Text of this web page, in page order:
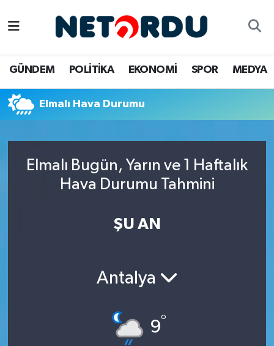
GÜNDEM POLİTİKA EKONOMİ SPOR MEDYA
Elmalı Hava Durumu
Elmalı Bugün, Yarın ve 1 Haftalık
Hava Durumu Tahmini
ŞU AN
Antalya
9°
DÜNYA
EĞİTİM
EKONOMİ
Namaz Vakitleri
Trafik Durumu
Süper Lig Puan Durumu ve Fikstür
Son Dakika Haberleri